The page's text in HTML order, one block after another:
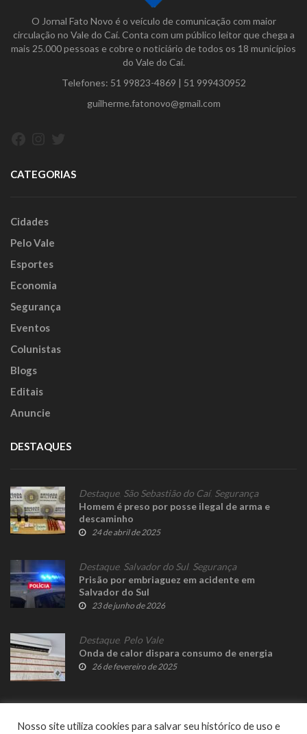
O Jornal Fato Novo é o veículo de comunicação com maior
circulação no Vale do Caí. Conta com um público leitor que chega a
mais 25.000 pessoas e cobre o noticiário de todos os 18 municípios
do Vale do Caí.
Telefones: 51 99823-4869 | 51 999430952
guilherme.fatonovo@gmail.com
CATEGORIAS
Cidades
Pelo Vale
Esportes
Economia
Segurança
Eventos
Colunistas
Blogs
Editais
Anuncie
DESTAQUES
Destaque, São Sebastião do Caí, Segurança
Homem é preso por posse ilegal de arma e
descaminho
24 de abril de 2025
Destaque, Salvador do Sul, Segurança
Prisão por embriaguez em acidente em
Salvador do Sul
23 de junho de 2026
Destaque, Pelo Vale
Onda de calor dispara consumo de energia
26 de fevereiro de 2025
Nosso site utiliza cookies para salvar seu histórico de uso e